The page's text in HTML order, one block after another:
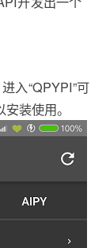
入“QPYPI”可
装使用。